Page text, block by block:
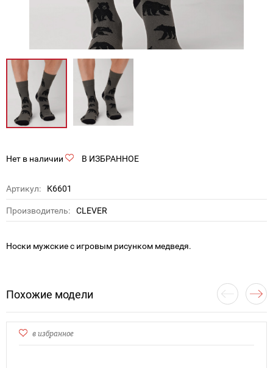
Нет в наличии В ИЗБРАННОЕ
Артикул: К6601
Производитель: CLEVER
Носки мужские с игровым рисунком медведя.
Похожие модели
в избранное